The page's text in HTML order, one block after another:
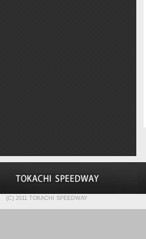
(C) 2011 TOKACHI SPEEDWAY